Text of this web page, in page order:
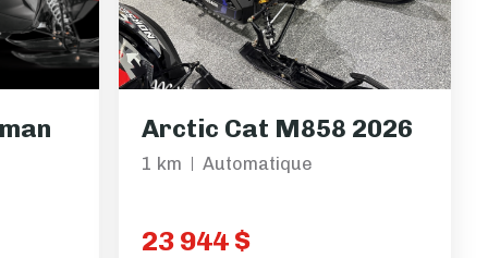
Arctic Cat M858 2026
1 km Automatique
23 944 $